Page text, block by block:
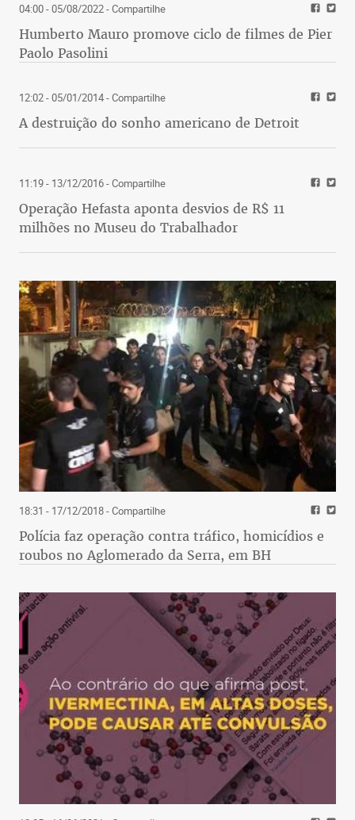
04:00 - 05/08/2022- Compartilhe
Humberto Mauro promove ciclo de filmes de Pier
Paolo Pasolini
12:02 - 05/01/2014- Compartilhe
A destruição do sonho americano de Detroit
11:19 - 13/12/2016- Compartilhe
Operação Hefasta aponta desvios de R$ 11
milhões no Museu do Trabalhador
18:31 - 17/12/2018- Compartilhe
Polícia faz operação contra tráfico, homicídios e
roubos no Aglomerado da Serra, em BH